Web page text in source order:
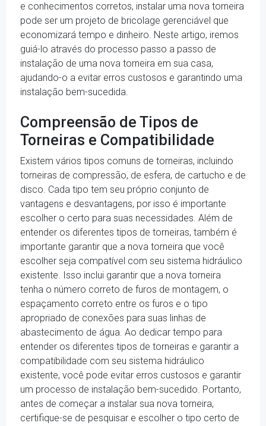
e conhecimentos corretos, instalar uma nova torneira
pode ser um projeto de bricolage gerenciável que
economizará tempo e dinheiro. Neste artigo, iremos
guiá-lo através do processo passo a passo de
instalação de uma nova torneira em sua casa,
ajudando-o a evitar erros custosos e garantindo uma
instalação bem-sucedida.
Compreensão de Tipos de
Torneiras e Compatibilidade
Existem vários tipos comuns de torneiras, incluindo
torneiras de compressão, de esfera, de cartucho e de
disco. Cada tipo tem seu próprio conjunto de
vantagens e desvantagens, por isso é importante
escolher o certo para suas necessidades. Além de
entender os diferentes tipos de torneiras, também é
importante garantir que a nova torneira que você
escolher seja compatível com seu sistema hidráulico
existente. Isso inclui garantir que a nova torneira
tenha o número correto de furos de montagem, o
espaçamento correto entre os furos e o tipo
apropriado de conexões para suas linhas de
abastecimento de água. Ao dedicar tempo para
entender os diferentes tipos de torneiras e garantir a
compatibilidade com seu sistema hidráulico
existente, você pode evitar erros custosos e garantir
um processo de instalação bem-sucedido. Portanto,
antes de começar a instalar sua nova torneira,
certifique-se de pesquisar e escolher o tipo certo de